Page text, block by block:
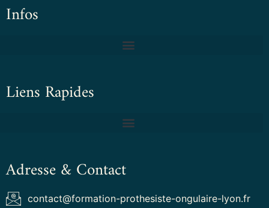
Infos
Liens Rapides
Adresse & Contact
contact@formation-prothesiste-ongulaire-lyon.fr